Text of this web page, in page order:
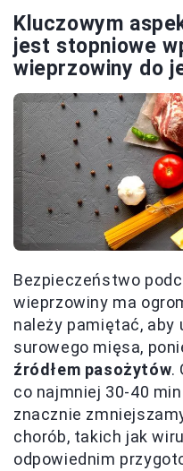
Kluczowym
jest stopniowe
wieprzowiny do
Bezpieczeństwo
wieprzowiny ma
należy pamiętać, aby
surowego mięsa,
źródłem pasożytów.
co najmniej 30-40
znacznie
chorób, takich jak
odpowiednim